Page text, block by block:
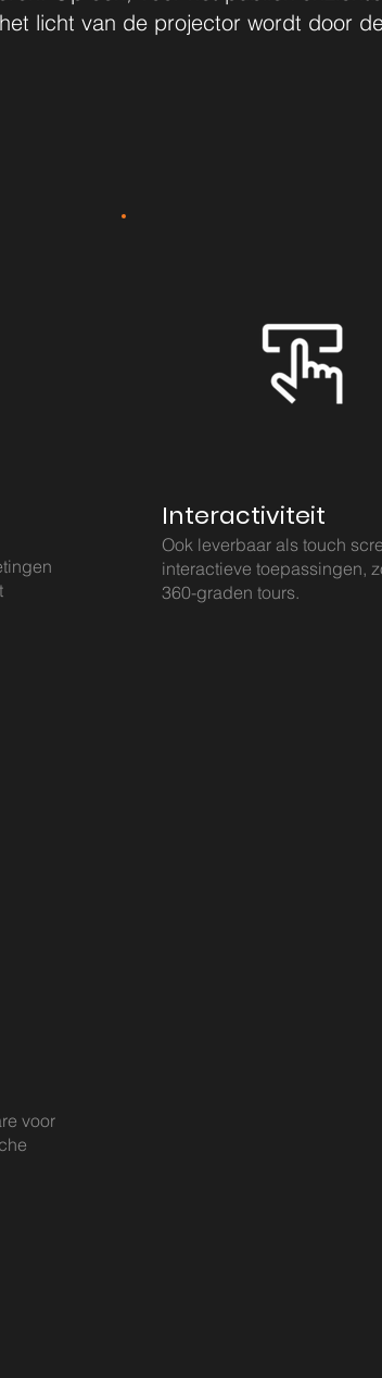
licht van de projector wordt door
Interactiviteit
Ook leverbaar als touch
interactieve toepassingen,
360-graden tours.
voor